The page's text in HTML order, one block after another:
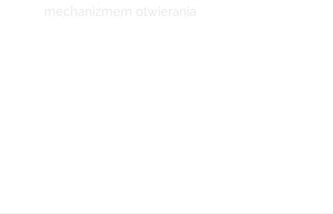
mechanizmem otwierania